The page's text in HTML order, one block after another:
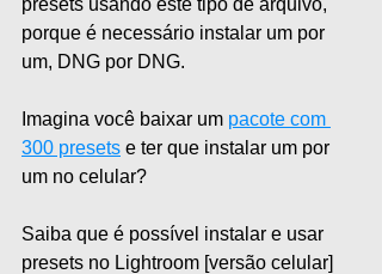
presets usando este tipo de arquivo,
porque é necessário instalar um por
um, DNG por DNG.
Imagina você baixar um pacote com
300 presets e ter que instalar um por
um no celular?
Saiba que é possível instalar e usar
presets no Lightroom [versão celular]